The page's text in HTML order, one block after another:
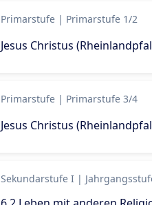
Primarstufe | Primarstufe 1/2
Jesus Christus
Primarstufe | Primarstufe 3/4
Jesus Christus
Sekundarstufe I |